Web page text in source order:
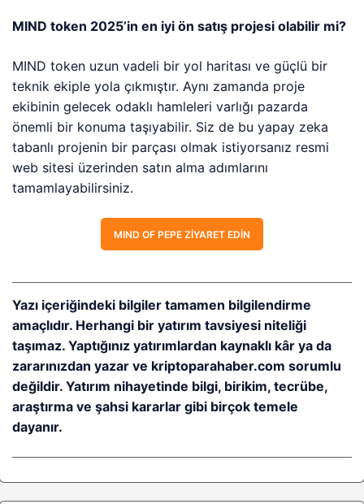
MIND token 2025’in en iyi ön satış projesi olabilir mi?
MIND token uzun vadeli bir yol haritası ve güçlü bir
teknik ekiple yola çıkmıştır. Aynı zamanda proje
ekibinin gelecek odaklı hamleleri varlığı pazarda
önemli bir konuma taşıyabilir. Siz de bu yapay zeka
tabanlı projenin bir parçası olmak istiyorsanız resmi
web sitesi üzerinden satın alma adımlarını
tamamlayabilirsiniz.
MIND OF PEPE ZIYARET EDIN
Yazı içeriğindeki bilgiler tamamen bilgilendirme
amaçlıdır. Herhangi bir yatırım tavsiyesi niteliği
taşımaz. Yaptığınız yatırımlardan kaynaklı kâr ya da
zararınızdan yazar ve kriptoparahaber.com sorumlu
değildir. Yatırım nihayetinde bilgi, birikim, tecrübe,
araştırma ve şahsi kararlar gibi birçok temele
dayanır.